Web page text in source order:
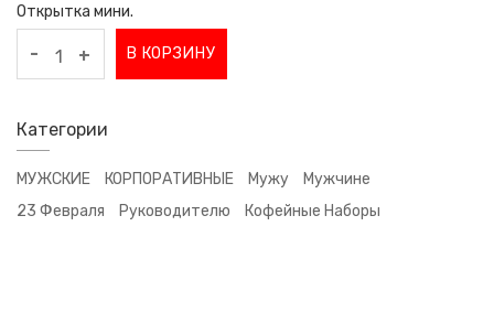
Открытка мини.
- + В КОРЗИНУ
Категории
МУЖСКИЕ КОРПОРАТИВНЫЕ Мужу
Мужчине
23 Февраля
Руководителю Кофейные Наборы